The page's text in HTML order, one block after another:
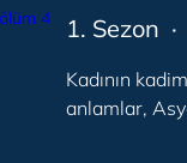
1. Sezon
Kadının
anlamlar,